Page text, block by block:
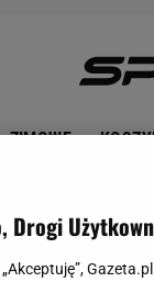
ZIMOWE
Drogi